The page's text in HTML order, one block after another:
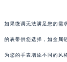
如果微调无法满足您的需
的表带供您选择，如金属
为您的手表增添不同的风